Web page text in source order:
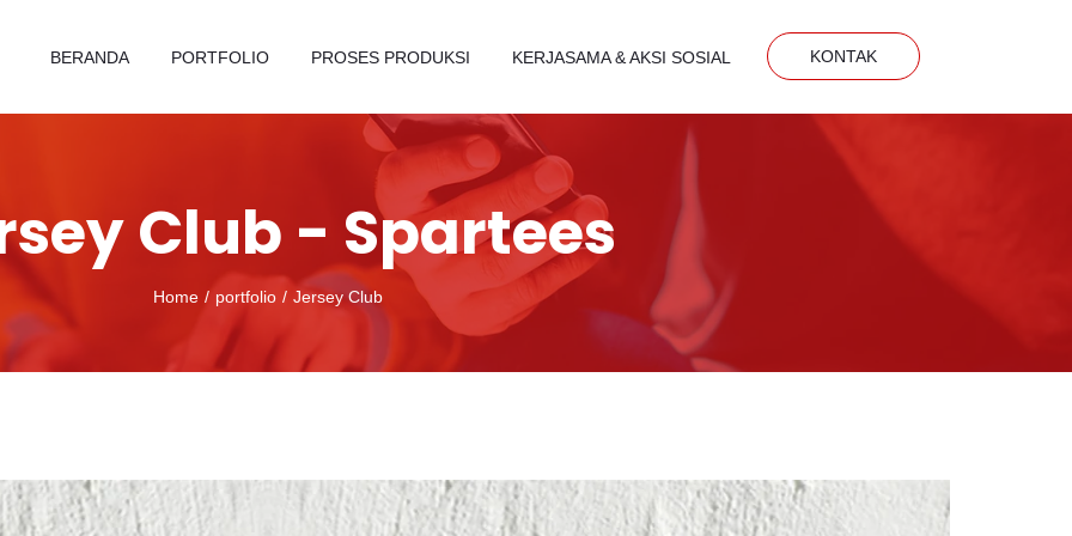
BERANDA PORTFOLIO PROSES PRODUKSI KERJASAMA & AKSI SOSIAL KONTAK
Club - Spartees
Home portfolio Jersey Club